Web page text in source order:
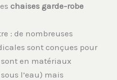
chaises garde-robe
: de nombreuses
sont conçues pour
en matériaux
l’eau) mais